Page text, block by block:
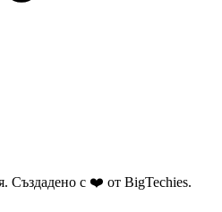
Създадено с ❤️ от BigTechies.